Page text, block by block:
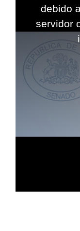
window.debido
servidor